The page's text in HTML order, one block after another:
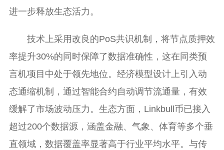
进一步释放生态活力。
技术上采用改良的PoS共识机制，将节点质押效
率提升30%的同时保障了数据准确性，这在同类预
言机项目中处于领先地位。经济模型设计上引入动
态通缩机制，通过智能合约自动调节流通量，有效
缓解了市场波动压力。生态方面，Linkbull币已接入
超过200个数据源，涵盖金融、气象、体育等多个垂
直领域，数据覆盖率显著高于行业平均水平。与传